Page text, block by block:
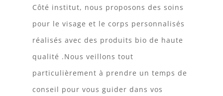
Côté institut, nous proposons des soins
pour le visage et le corps personnalisés
réalisés avec des produits bio de haute
qualité .Nous veillons tout
particulièrement à prendre un temps de
conseil pour vous guider dans vos